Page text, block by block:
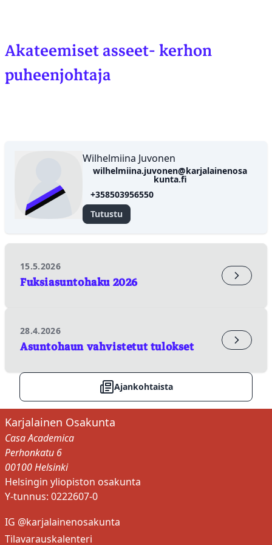
Akateemiset asseet- kerhon
puheenjohtaja
Wilhelmiina Juvonen
wilhelmiina.juvonen@karjalainenosa
kunta.fi
+358503956550
Tutustu
Wilhelmiina Juvonen
wilhelmiina.juvonen@karjalainenosakunta.fi
15.5.2026
Fuksiasuntohaku 2026
28.4.2026
Asuntohaun vahvistetut tulokset
Ajankohtaista
Karjalainen Osakunta
Casa Academica
Perhonkatu 6
00100 Helsinki
Helsingin yliopiston osakunta
Y-tunnus: 0222607-0
IG @karjalainenosakunta
Tilavarauskalenteri